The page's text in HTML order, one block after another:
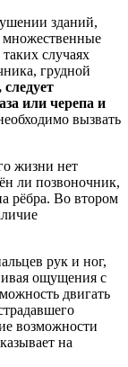
зданий,
случаях
грудной
или черепа и
вызвать
жизни нет
ли позвоночник,
рёбра. Во втором
рук и ног,
ощущения с
двигать
возможности
на